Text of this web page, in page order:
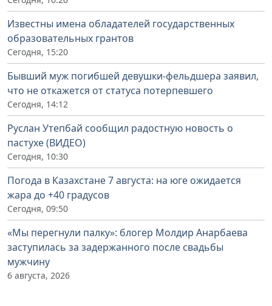
Известны имена обладателей государственных
образовательных грантов
Сегодня, 15:20
Бывший муж погибшей девушки-фельдшера заявил,
что не откажется от статуса потерпевшего
Сегодня, 14:12
Руслан Утепбай сообщил радостную новость о
пастухе (ВИДЕО)
Сегодня, 10:30
Погода в Казахстане 7 августа: на юге ожидается
жара до +40 градусов
Сегодня, 09:50
«Мы перегнули палку»: блогер Молдир Анарбаева
заступилась за задержанного после свадьбы
мужчину
6 августа, 2026